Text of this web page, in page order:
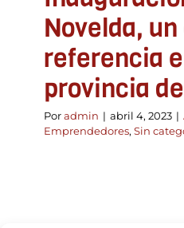
Novelda,
referencia
provincia
Poradmin | abril 4, 2023 |
Emprendedores, Sin